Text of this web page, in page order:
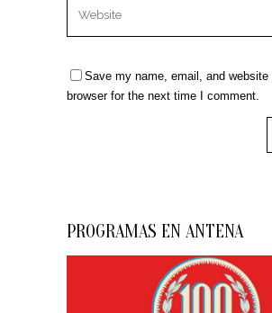
Save my name, email, and website
browser for the next time I comment.
PROGRAMAS EN ANTENA